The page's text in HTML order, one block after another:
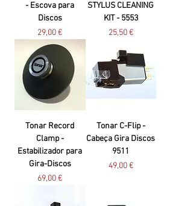
- Escova para
Discos
Preço
29,00 €
STYLUS CLEANING
KIT - 5553
Preço
25,50 €
Tonar Record
Clamp -
Estabilizador para
Gira-Discos
Preço
69,00 €
Tonar C-Flip -
Cabeça Gira Discos
9511
Preço
49,00 €